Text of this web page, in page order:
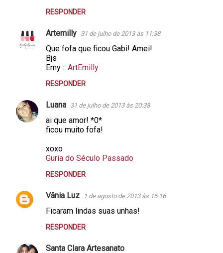
RESPONDER
Artemilly 31 de julho de 2013 às 11:38
Que fofa que ficou Gabi! Amei!
Bjs
Emy :: ArtEmilly
RESPONDER
Luana 31 de julho de 2013 às 20:38
ai que amor! *0*
ficou muito fofa!
xoxo
Guria do Século Passado
RESPONDER
Vânia Luz 1 de agosto de 2013 às 16:16
Ficaram lindas suas unhas!
RESPONDER
Santa Clara Artesanato